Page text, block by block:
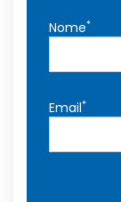
Nome*
Email*